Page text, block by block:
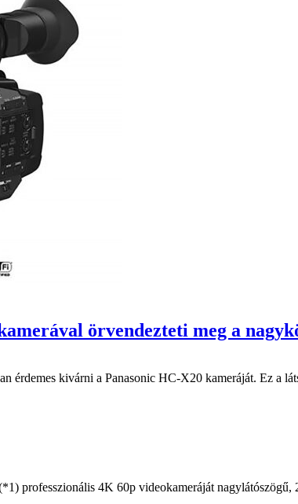
örvendezteti meg a
érdemes kivárni a Panasonic HC-X20 kameráját. Ez a
professzionális 4K 60p videokameráját